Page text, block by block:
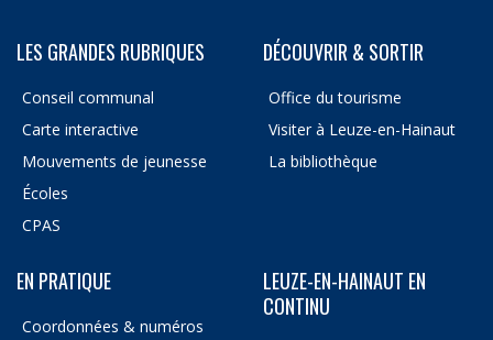
LES GRANDES RUBRIQUES
Conseil communal
Carte interactive
Mouvements de jeunesse
Écoles
CPAS
DÉCOUVRIR & SORTIR
Office du tourisme
Visiter à Leuze-en-Hainaut
La bibliothèque
EN PRATIQUE
Coordonnées & numéros
LEUZE-EN-HAINAUT EN
CONTINU